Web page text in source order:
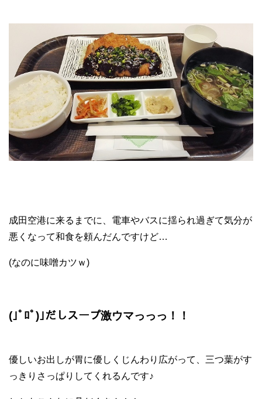
成田空港に来るまでに、電車やバスに揺られ過ぎて気分が
悪くなって和食を頼んだんですけど…
(なのに味噌カツｗ)
(｣ﾟﾛﾟ)｣だしスープ激ウマっっっ！！
優しいお出しが胃に優しくじんわり広がって、三つ葉がす
っきりさっぱりしてくれるんです♪